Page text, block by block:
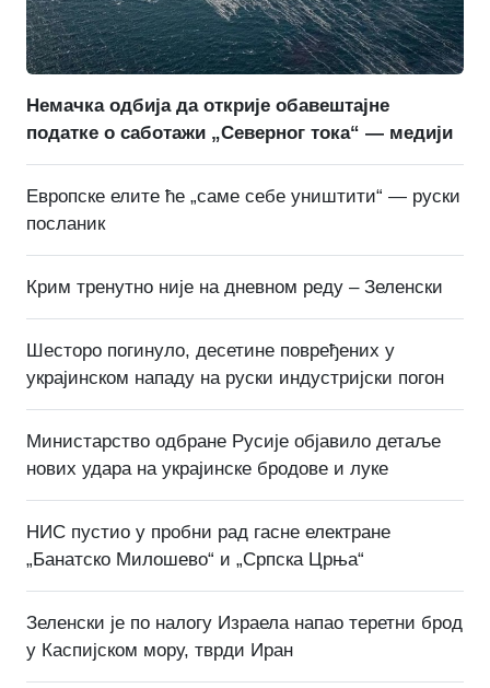
Немачка одбија да открије обавештајне
податке о саботажи „Северног тока“ — медији
Европске елите ће „саме себе уништити“ — руски
посланик
Крим тренутно није на дневном реду – Зеленски
Шесторо погинуло, десетине повређених у
украјинском нападу на руски индустријски погон
Министарство одбране Русије објавило детаље
нових удара на украјинске бродове и луке
НИС пустио у пробни рад гасне електране
„Банатско Милошево“ и „Српска Црња“
Зеленски је по налогу Израела напао теретни брод
у Каспијском мору, тврди Иран